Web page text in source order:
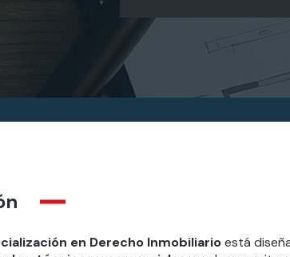
en Derecho Inmobiliarioestá